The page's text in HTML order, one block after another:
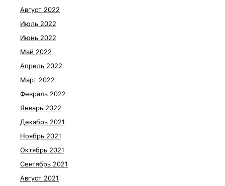
Август 2022
Июль 2022
Июнь 2022
Май 2022
Апрель 2022
Март 2022
Февраль 2022
Январь 2022
Декабрь 2021
Ноябрь 2021
Октябрь 2021
Сентябрь 2021
Август 2021